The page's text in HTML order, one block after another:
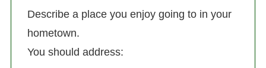
Describe a place you enjoy going to in your
hometown.
You should address: